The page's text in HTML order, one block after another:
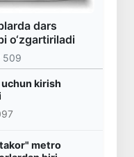
dars
o‘zgartiriladi
509
kirish
metro